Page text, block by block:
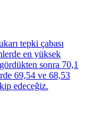
tepki çabası
en yüksek
sonra 70,1
69,54 ve 68,53
edeceğiz.